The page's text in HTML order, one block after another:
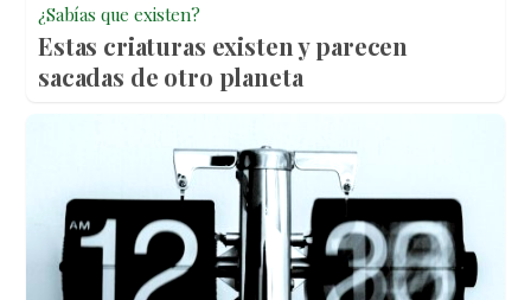
¿Sabías que existen?
Estas criaturas existen y parecen
sacadas de otro planeta